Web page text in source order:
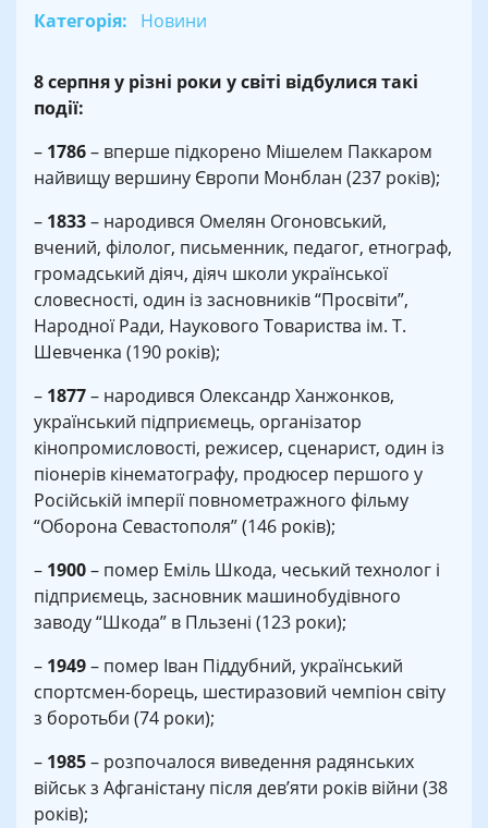
Категорія: Новини
8 серпня у різні роки у світі відбулися такі
події:
– 1786– вперше підкорено Мішелем Паккаром
найвищу вершину Європи Монблан (237 років);
– 1833– народився Омелян Огоновський,
вчений, філолог, письменник, педагог, етнограф,
громадський діяч, діяч школи української
словесності, один із засновників “Просвіти”,
Народної Ради, Наукового Товариства ім. Т.
Шевченка (190 років);
– 1877– народився Олександр Ханжонков,
український підприємець, організатор
кінопромисловості, режисер, сценарист, один із
піонерів кінематографу, продюсер першого у
Російській імперії повнометражного фільму
“Оборона Севастополя” (146 років);
– 1900– помер Еміль Шкода, чеський технолог і
підприємець, засновник машинобудівного
заводу “Шкода” в Пльзені (123 роки);
– 1949– помер Іван Піддубний, український
спортсмен-борець, шестиразовий чемпіон світу
з боротьби (74 роки);
– 1985– розпочалося виведення радянських
військ з Афганістану після дев’яти років війни (38
років);